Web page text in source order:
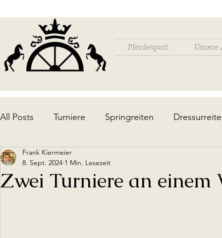
Pferdesport Unsere
All Posts Turniere Springreiten
Lehrgänge / Ausbildung
Zwei Turniere an einem
Frank Kiermeier
8. Sept. 2024 1 Min. Lesezeit